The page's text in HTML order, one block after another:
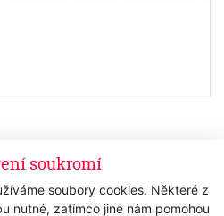
soukromí
soubory cookies. Některé z
nutné, zatímco jiné nám pomohou